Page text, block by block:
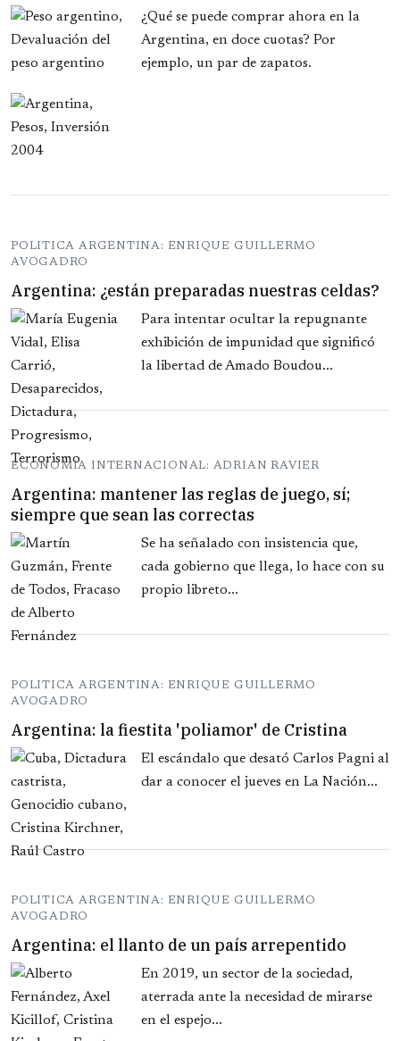
¿Qué se puede comprar ahora en la
Argentina, en doce cuotas? Por
ejemplo, un par de zapatos.
POLITICA ARGENTINA: ENRIQUE GUILLERMO
AVOGADRO
Argentina: ¿están preparadas nuestras celdas?
Para intentar ocultar la repugnante
exhibición de impunidad que significó
la libertad de Amado Boudou...
ECONOMIA INTERNACIONAL: ADRIAN RAVIER
Argentina: mantener las reglas de juego, sí;
siempre que sean las correctas
Se ha señalado con insistencia que,
cada gobierno que llega, lo hace con su
propio libreto...
POLITICA ARGENTINA: ENRIQUE GUILLERMO
AVOGADRO
Argentina: la fiestita 'poliamor' de Cristina
El escándalo que desató Carlos Pagni al
dar a conocer el jueves en La Nación...
POLITICA ARGENTINA: ENRIQUE GUILLERMO
AVOGADRO
Argentina: el llanto de un país arrepentido
En 2019, un sector de la sociedad,
aterrada ante la necesidad de mirarse
en el espejo...